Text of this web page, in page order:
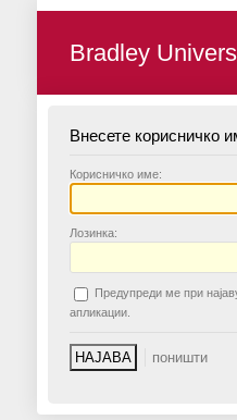
Bradley
Внесете корисничко
Корисничко име:
Лозинка:
Предупреди ме при
апликации.